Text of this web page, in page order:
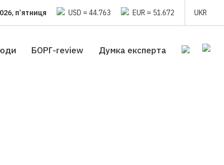
п’ятниця USD = 44.763 EUR = 51.672 UKR
БОРГ-review Думка експерта